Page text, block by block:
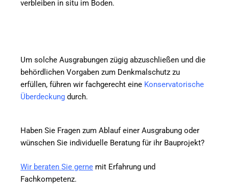
verbleiben in situ im Boden.
Um solche Ausgrabungen zügig abzuschließen und die
behördlichen Vorgaben zum Denkmalschutz zu
erfüllen, führen wir fachgerecht eine Konservatorische
Überdeckung durch.
Haben Sie Fragen zum Ablauf einer Ausgrabung oder
wünschen Sie individuelle Beratung für ihr Bauprojekt?
Wir beraten Sie gerne mit Erfahrung und
Fachkompetenz.